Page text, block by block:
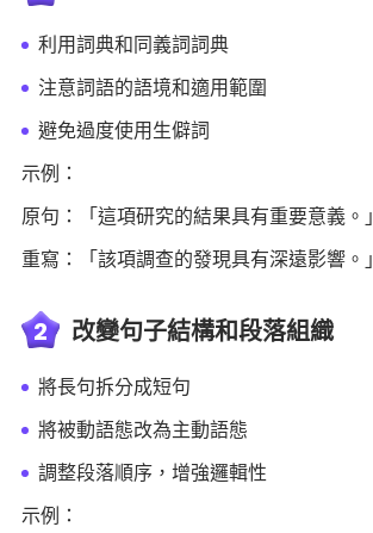
利用詞典和同義詞詞典
注意詞語的語境和適用範圍
避免過度使用生僻詞
示例：
原句：「這項研究的結果具有重要意義。」
重寫：「該項調查的發現具有深遠影響。」
2 改變句子結構和段落組織
將長句拆分成短句
將被動語態改為主動語態
調整段落順序，增強邏輯性
示例：